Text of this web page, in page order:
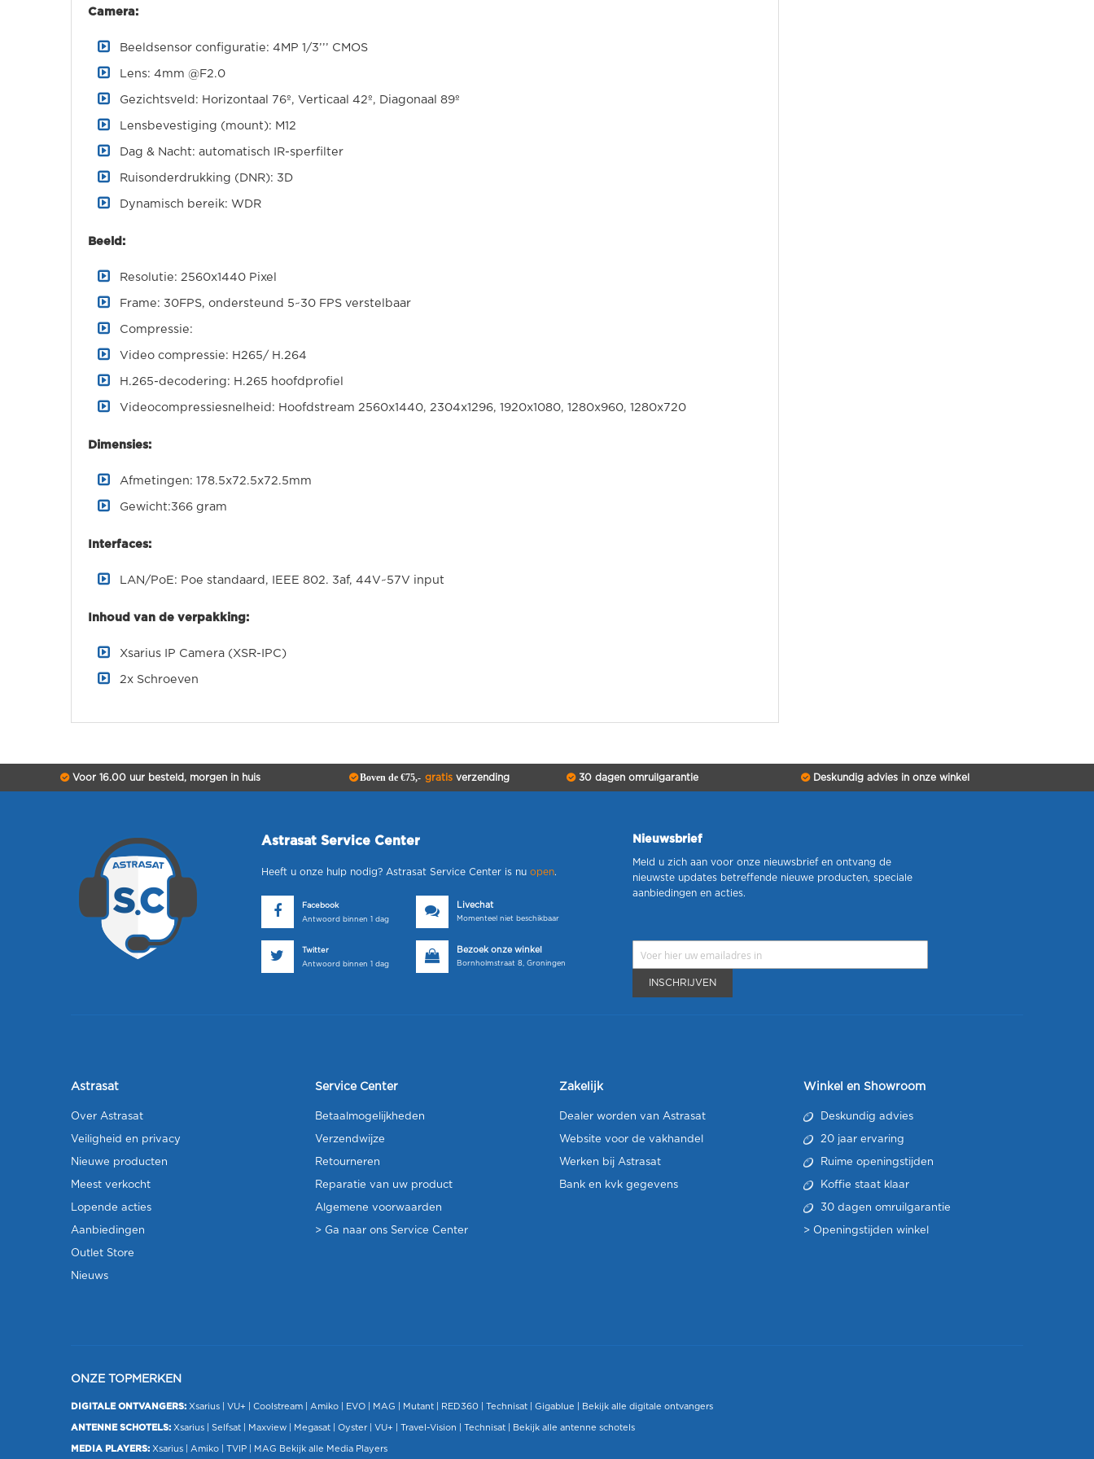
Camera:
Beeldsensor configuratie: 4MP 1/3’’’ CMOS
Lens: 4mm @F2.0
Gezichtsveld: Horizontaal 76º, Verticaal 42º, Diagonaal 89º
Lensbevestiging (mount): M12
Dag & Nacht: automatisch IR-sperfilter
Ruisonderdrukking (DNR): 3D
Dynamisch bereik: WDR
Beeld:
Resolutie: 2560x1440 Pixel
Frame: 30FPS, ondersteund 5~30 FPS verstelbaar
Compressie:
Video compressie: H265/ H.264
H.265-decodering: H.265 hoofdprofiel
Videocompressiesnelheid: Hoofdstream 2560x1440, 2304x1296, 1920x1080, 1280x960, 1280x720
Dimensies:
Afmetingen: 178.5x72.5x72.5mm
Gewicht:366 gram
Interfaces:
LAN/PoE: Poe standaard, IEEE 802. 3af, 44V~57V input
Inhoud van de verpakking:
Xsarius IP Camera (XSR-IPC)
2x Schroeven
Voor 16.00 uur besteld, morgen in huis Boven de €75,- gratisverzending 30 dagen omruilgarantie Deskundig advies in onze winkel
Astrasat Service Center
Heeft u onze hulp nodig? Astrasat Service Center is nu open.
Facebook
Antwoord binnen 1 dag
Livechat
Momenteel niet beschikbaar
Twitter
Antwoord binnen 1 dag
Bezoek onze winkel
Bornholmstraat 8, Groningen
Nieuwsbrief
Meld u zich aan voor onze nieuwsbrief en ontvang de
nieuwste updates betreffende nieuwe producten, speciale
aanbiedingen en acties.
INSCHRIJVEN
Astrasat
Over Astrasat
Veiligheid en privacy
Nieuwe producten
Meest verkocht
Lopende acties
Aanbiedingen
Outlet Store
Nieuws
Service Center
Betaalmogelijkheden
Verzendwijze
Retourneren
Reparatie van uw product
Algemene voorwaarden
> Ga naar ons Service Center
Zakelijk
Dealer worden van Astrasat
Website voor de vakhandel
Werken bij Astrasat
Bank en kvk gegevens
Winkel en Showroom
Deskundig advies
20 jaar ervaring
Ruime openingstijden
Koffie staat klaar
30 dagen omruilgarantie
> Openingstijden winkel
ONZE TOPMERKEN
DIGITALE ONTVANGERS: Xsarius VU+ | Coolstream | Amiko EVO MAG Mutant | RED360 | Technisat Gigablue Bekijk alle digitale ontvangers
ANTENNE SCHOTELS: Xsarius Selfsat Maxview Megasat | Oyster | VU+ Travel-Vision Technisat Bekijk alle antenne schotels
MEDIA PLAYERS: Xsarius Amiko TVIP MAG Bekijk alle Media Players